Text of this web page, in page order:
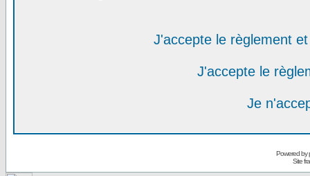
J'accepte le règlement
J'accepte le
Je
Powered by
Site